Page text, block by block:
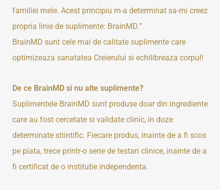
familiei mele. Acest principiu m-a determinat sa-mi creez
propria linie de suplimente: BrainMD.”
BrainMD sunt cele mai de calitate suplimente care
optimizeaza sanatatea Creierului si echilibreaza corpul!
De ce BrainMD si nu alte suplimente?
Suplimentele BrainMD sunt produse doar din ingrediente
care au fost cercetate si validate clinic, in doze
determinate stiintific. Fiecare produs, inainte de a fi scos
pe piata, trece printr-o serie de testari clinice, inainte de a
fi certificat de o institutie independenta.